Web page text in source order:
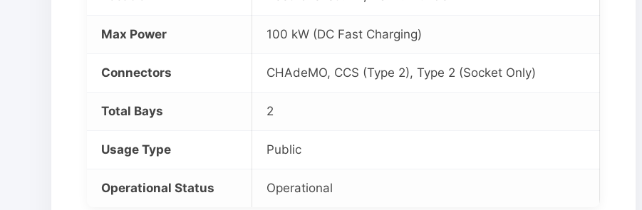
Max Power 100 kW (DC Fast Charging)
Connectors CHAdeMO, CCS (Type 2), Type 2 (Socket Only)
Total Bays 2
Usage Type Public
Operational Status Operational